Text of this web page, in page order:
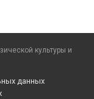
культуры и
данных